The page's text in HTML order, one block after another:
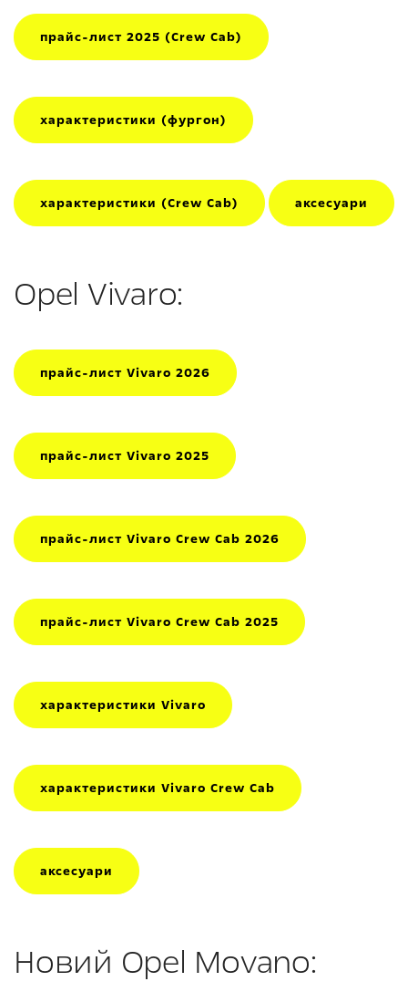
прайс-лист 2025 (Crew Cab)
характеристики (фургон)
характеристики (Crew Cab) аксесуари
Opel Vivaro:
прайс-лист Vivaro 2026
прайс-лист Vivaro 2025
прайс-лист Vivaro Crew Cab 2026
прайс-лист Vivaro Crew Cab 2025
характеристики Vivaro
характеристики Vivaro Crew Cab
аксесуари
Новий Opel Movano: